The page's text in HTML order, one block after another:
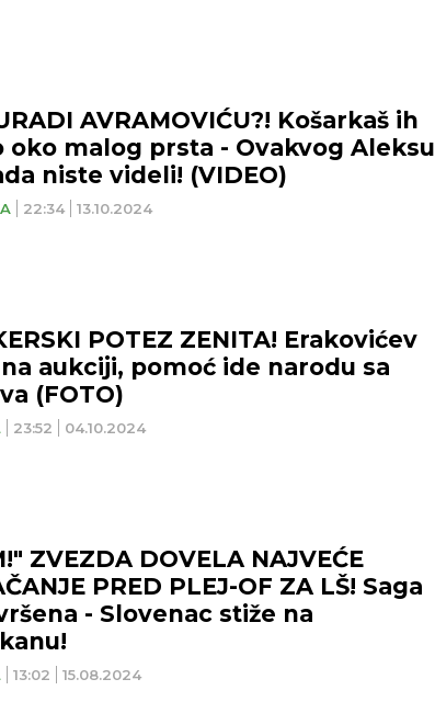
22:34 13.10.2024
AVRAMOVIĆU?! Košarkaš ih
oko malog prsta - Ovakvog Aleksu
niste videli! (VIDEO)
23:52 04.10.2024
POTEZ ZENITA! Erakovićev
aukciji, pomoć ide narodu sa
(FOTO)
13:02 15.08.2024
ZVEZDA DOVELA NAJVEĆE
PRED PLEJ-OF ZA LŠ! Saga
- Slovenac stiže na